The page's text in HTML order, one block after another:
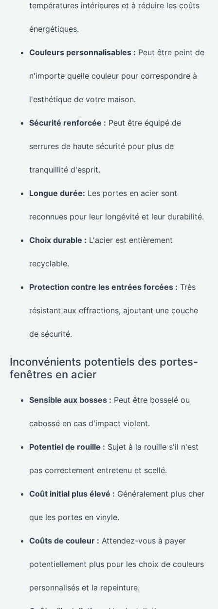
températures intérieures et à réduire les coûts
énergétiques.
Couleurs personnalisables : Peut être peint de
n'importe quelle couleur pour correspondre à
l'esthétique de votre maison.
Sécurité renforcée : Peut être équipé de
serrures de haute sécurité pour plus de
tranquillité d'esprit.
Longue durée: Les portes en acier sont
reconnues pour leur longévité et leur durabilité.
Choix durable : L'acier est entièrement
recyclable.
Protection contre les entrées forcées : Très
résistant aux effractions, ajoutant une couche
de sécurité.
Inconvénients potentiels des portes-
fenêtres en acier
Sensible aux bosses : Peut être bosselé ou
cabossé en cas d'impact violent.
Potentiel de rouille : Sujet à la rouille s'il n'est
pas correctement entretenu et scellé.
Coût initial plus élevé : Généralement plus cher
que les portes en vinyle.
Coûts de couleur : Attendez-vous à payer
potentiellement plus pour les choix de couleurs
personnalisés et la repeinture.